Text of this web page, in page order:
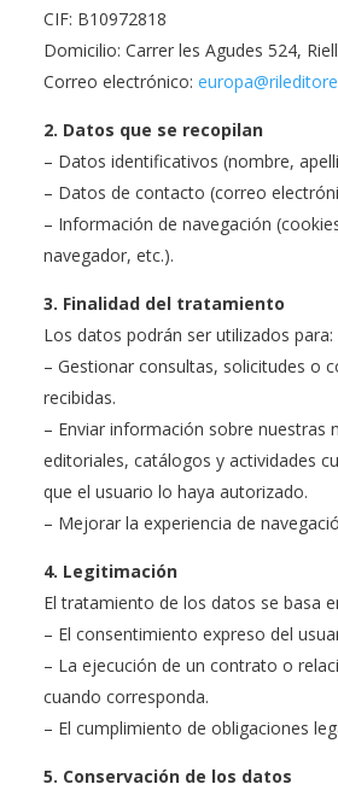
CIF: B10972818
Domicilio: Carrer les Agudes 524,
Correo electrónico:
2. Datos que se recopilan
– Datos identificativos (nombre,
– Datos de contacto (correo
– Información de navegación
navegador, etc.).
3. Finalidad del tratamiento
Los datos podrán ser utilizados para:
– Gestionar consultas, solicitudes o
recibidas.
– Enviar información sobre nuestras
editoriales, catálogos y actividades
que el usuario lo haya autorizado.
– Mejorar la experiencia de
4. Legitimación
El tratamiento de los datos se basa
– El consentimiento expreso del
– La ejecución de un contrato o
cuando corresponda.
– El cumplimiento de obligaciones
5. Conservación de los datos